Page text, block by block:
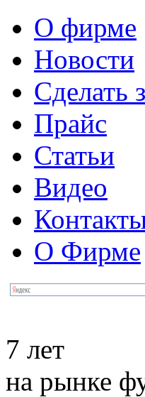
О фирме
Новости
Сделать
Прайс
Статьи
Видео
О Фирме
7 лет
на рынке